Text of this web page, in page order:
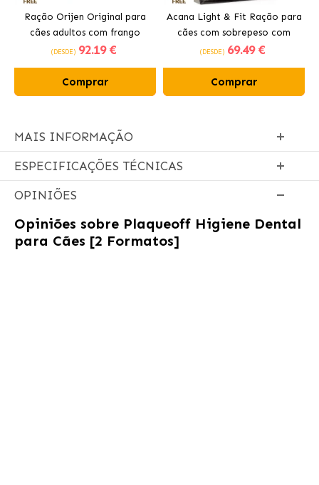
Ração Orijen Original para
cães adultos com frango
(DESDE) 92.19 €
Comprar
Acana Light & Fit Ração para
cães com sobrepeso com
frango fresco
(DESDE) 69.49 €
Comprar
MAIS INFORMAÇÃO
ESPECIFICAÇÕES TÉCNICAS
OPINIÕES
Opiniões sobre Plaqueoff Higiene Dental
para Cães [2 Formatos]